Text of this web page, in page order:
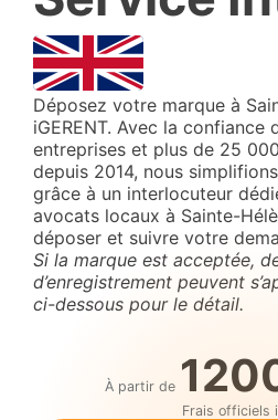
Déposez votre marque à
iGERENT. Avec la confiance
entreprises et plus de 25
depuis 2014, nous
grâce à un interlocuteur
avocats locaux à Sainte-
déposer et suivre votre
Si la marque est acceptée,
d’enregistrement peuvent
ci-dessous pour le détail.
À partir de
Frais officiels